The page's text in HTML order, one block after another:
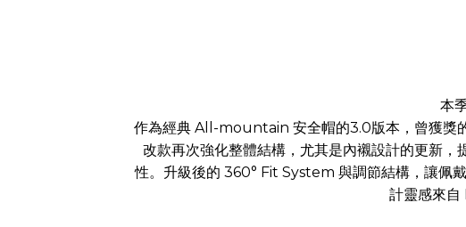
本
作為經典 All-mountain 安全帽的3.0版本，曾獲獎
改款再次強化整體結構，尤其是內襯設計的更新
性。升級後的 360° Fit System 與調節結構，讓佩
計靈感來自